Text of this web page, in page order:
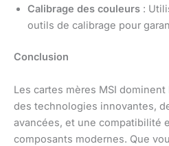
Calibrage des couleurs :
outils de calibrage pour
Conclusion
Les cartes mères MSI
des technologies innovantes,
avancées, et une compatibilité
composants modernes. Que